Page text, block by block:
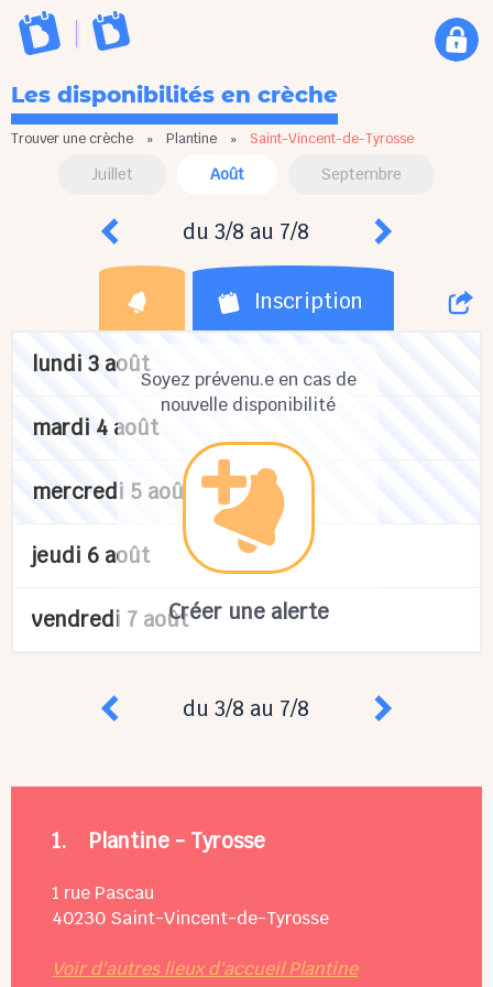
Les disponibilités en crèche
Trouver une crèche » Plantine » Saint-Vincent-de-Tyrosse
Juillet Août Septembre
du 3/8 au 7/8
Inscription
Soyez prévenu.e en cas de
nouvelle disponibilité
Créer une alerte
lundi 3 août
mardi 4 août
mercredi 5 août
jeudi 6 août
vendredi 7 août
du 3/8 au 7/8
1. Plantine - Tyrosse
1 rue Pascau
40230 Saint-Vincent-de-Tyrosse
Voir d'autres lieux d'accueil Plantine